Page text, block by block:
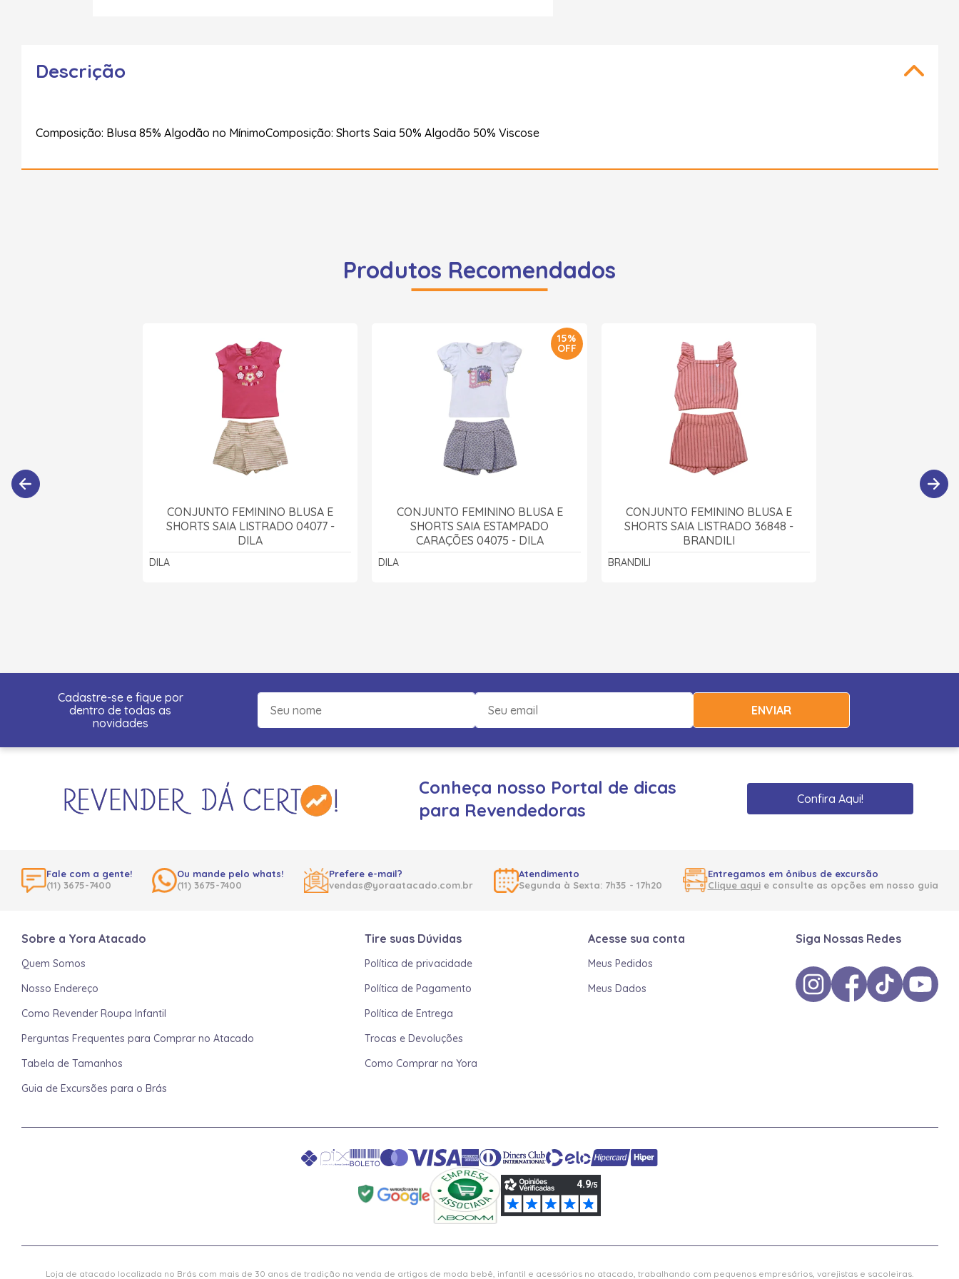
Descrição
Composição: Blusa 85% Algodão no MínimoComposição: Shorts Saia 50% Algodão 50% Viscose
Produtos Recomendados
CONJUNTO FEMININO BLUSA E
SHORTS SAIA LISTRADO 04077 -
DILA
DILA
15%
OFF
CONJUNTO FEMININO BLUSA E
SHORTS SAIA ESTAMPADO
CARAÇÕES 04075 - DILA
DILA
CONJUNTO FEMININO BLUSA E
SHORTS SAIA LISTRADO 36848 -
BRANDILI
BRANDILI
Cadastre-se e fique por
dentro de todas as
novidades
ENVIAR
Conheça nosso Portal de dicas
para Revendedoras
Confira Aqui!
Fale com a gente!
(11) 3675-7400
Ou mande pelo whats!
(11) 3675-7400
Prefere e-mail?
vendas@yoraatacado.com.br
Atendimento
Segunda à Sexta: 7h35 - 17h20
Entregamos em ônibus de excursão
Clique aquie consulte as opções em nosso guia
Sobre a Yora Atacado
Quem Somos
Nosso Endereço
Como Revender Roupa Infantil
Perguntas Frequentes para Comprar no Atacado
Tabela de Tamanhos
Guia de Excursões para o Brás
Tire suas Dúvidas
Política de privacidade
Política de Pagamento
Política de Entrega
Trocas e Devoluções
Como Comprar na Yora
Acesse sua conta
Meus Pedidos
Meus Dados
Siga Nossas Redes
Loja de atacado localizada no Brás com mais de 30 anos de tradição na venda de artigos de moda bebê, infantil e acessórios no atacado, trabalhando com pequenos empresários, varejistas e sacoleiras.